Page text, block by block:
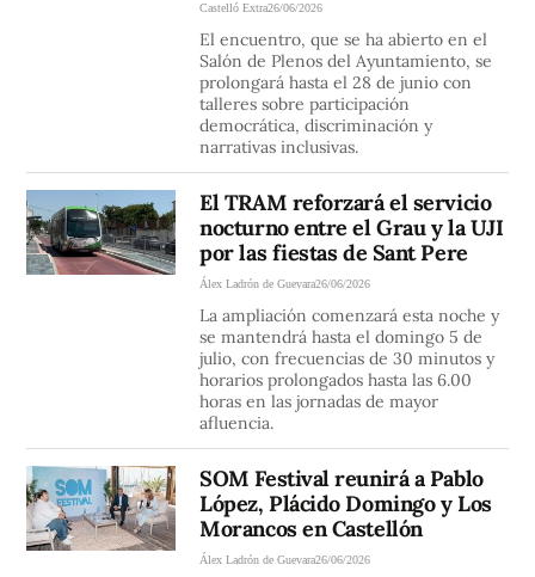
Castelló Extra26/06/2026
El encuentro, que se ha abierto en el
Salón de Plenos del Ayuntamiento, se
prolongará hasta el 28 de junio con
talleres sobre participación
democrática, discriminación y
narrativas inclusivas.
El TRAM reforzará el servicio
nocturno entre el Grau y la UJI
por las fiestas de Sant Pere
Álex Ladrón de Guevara26/06/2026
La ampliación comenzará esta noche y
se mantendrá hasta el domingo 5 de
julio, con frecuencias de 30 minutos y
horarios prolongados hasta las 6.00
horas en las jornadas de mayor
afluencia.
SOM Festival reunirá a Pablo
López, Plácido Domingo y Los
Morancos en Castellón
Álex Ladrón de Guevara26/06/2026